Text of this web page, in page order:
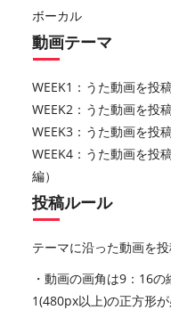
ボーカル
動画テーマ
WEEK1：うた動画を投
WEEK2：うた動画を投
WEEK3：うた動画を投
WEEK4：うた動画を投
編）
投稿ルール
テーマに沿った動画を投
・動画の画角は9：16
1(480px以上)の正方形が